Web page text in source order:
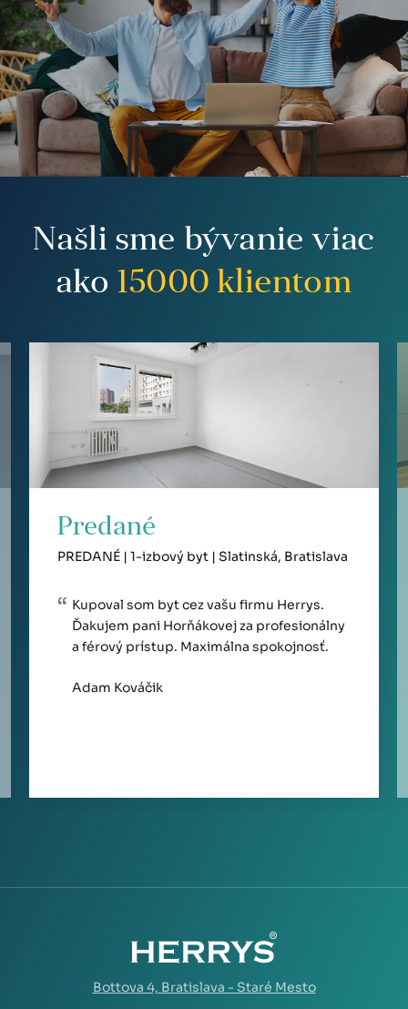
Našli sme bývanie viac
ako 15000 klientom
Predané
PREDANÉ | 1-izbový byt | Slatinská, Bratislava
Kupoval som byt cez vašu firmu Herrys.
Ďakujem pani Horňákovej za profesionálny
a férový prístup. Maximálna spokojnosť.
Adam Kováčik
Bottova 4, Bratislava - Staré Mesto